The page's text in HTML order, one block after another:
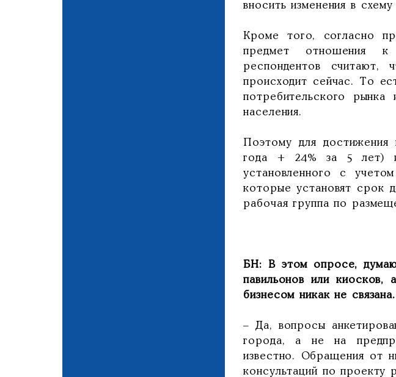
вносить изменения в
Кроме того, согласно
предмет отношения к
респондентов
происходит сейчас. То
потребительского
населения.
Поэтому для достижения
года + 24% за 5 лет) и
установленного с
которые установят срок
рабочая группа по
БН: В этом опросе,
павильонов или
бизнесом никак не
– Да, вопросы
города, а не на
известно. Обращения от
консультаций по проекту